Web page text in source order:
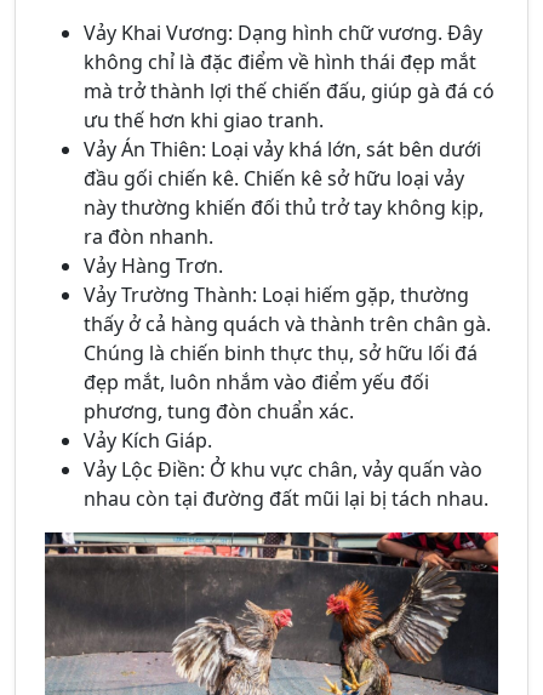
Vảy Khai Vương: Dạng hình chữ vương. Đây
không chỉ là đặc điểm về hình thái đẹp mắt
mà trở thành lợi thế chiến đấu, giúp gà đá có
ưu thế hơn khi giao tranh.
Vảy Án Thiên: Loại vảy khá lớn, sát bên dưới
đầu gối chiến kê. Chiến kê sở hữu loại vảy
này thường khiến đối thủ trở tay không kịp,
ra đòn nhanh.
Vảy Hàng Trơn.
Vảy Trường Thành: Loại hiếm gặp, thường
thấy ở cả hàng quách và thành trên chân gà.
Chúng là chiến binh thực thụ, sở hữu lối đá
đẹp mắt, luôn nhắm vào điểm yếu đối
phương, tung đòn chuẩn xác.
Vảy Kích Giáp.
Vảy Lộc Điền: Ở khu vực chân, vảy quấn vào
nhau còn tại đường đất mũi lại bị tách nhau.